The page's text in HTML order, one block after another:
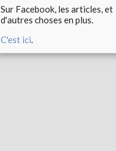
Sur Facebook, les articles, et
d'autres choses en plus.
C'est ici.